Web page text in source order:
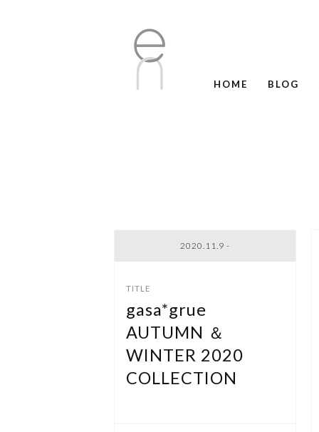
HOME BLOG
2020.11.9 -
gasa*grue
AUTUMN ＆
WINTER 2020
COLLECTION